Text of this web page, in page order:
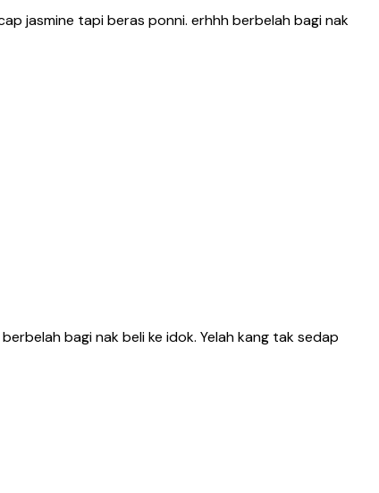
jasmine tapi beras ponni. erhhh berbelah bagi nak
bagi nak beli ke idok. Yelah kang tak sedap